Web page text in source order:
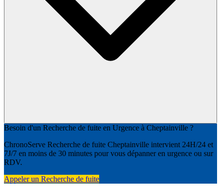
Besoin d'un Recherche de fuite en Urgence à Cheptainville ?
ChronoServe Recherche de fuite Cheptainville intervient 24H/24 et
7J/7 en moins de 30 minutes pour vous dépanner en urgence ou sur
RDV.
Appeler un Recherche de fuite